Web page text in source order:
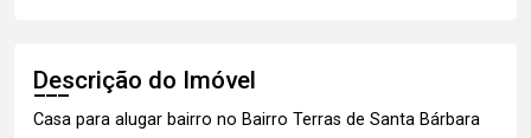
Descrição do Imóvel
Casa para alugar bairro no Bairro Terras de Santa Bárbara